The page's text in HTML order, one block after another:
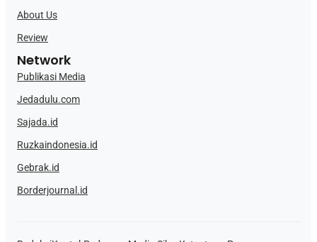
About Us
Review
Network
Publikasi Media
Jedadulu.com
Sajada.id
Ruzkaindonesia.id
Gebrak.id
Borderjournal.id